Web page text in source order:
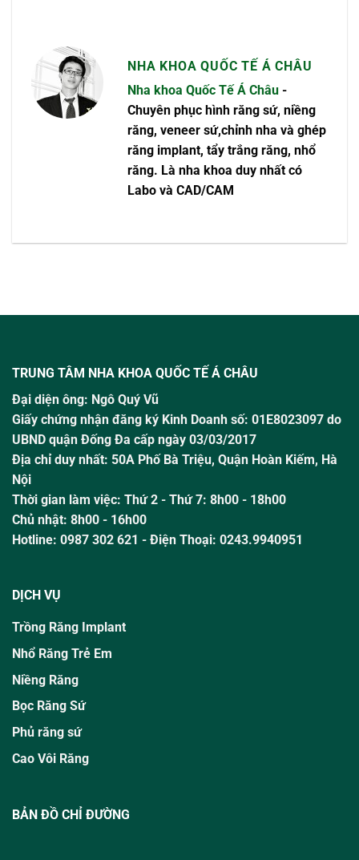
NHA KHOA QUỐC TẾ Á CHÂU
Nha khoa Quốc Tế Á Châu -
Chuyên phục hình răng sứ, niềng
răng, veneer sứ,chỉnh nha và ghép
răng implant, tẩy trắng răng, nhổ
răng. Là nha khoa duy nhất có
Labo và CAD/CAM
TRUNG TÂM NHA KHOA QUỐC TẾ Á CHÂU
Đại diện ông: Ngô Quý Vũ
Giấy chứng nhận đăng ký Kinh Doanh số: 01E8023097 do
UBND quận Đống Đa cấp ngày 03/03/2017
Địa chỉ duy nhất: 50A Phố Bà Triệu, Quận Hoàn Kiếm, Hà
Nội
Thời gian làm việc: Thứ 2 - Thứ 7: 8h00 - 18h00
Chủ nhật: 8h00 - 16h00
Hotline: 0987 302 621 - Điện Thoại: 0243.9940951
DỊCH VỤ
Trồng Răng Implant
Nhổ Răng Trẻ Em
Niềng Răng
Bọc Răng Sứ
Phủ răng sứ
Cao Vôi Răng
BẢN ĐỒ CHỈ ĐƯỜNG